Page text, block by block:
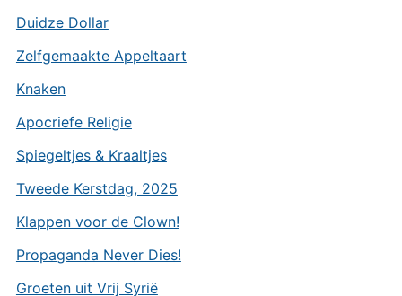
Duidze Dollar
Zelfgemaakte Appeltaart
Knaken
Apocriefe Religie
Spiegeltjes & Kraaltjes
Tweede Kerstdag, 2025
Klappen voor de Clown!
Propaganda Never Dies!
Groeten uit Vrij Syrië